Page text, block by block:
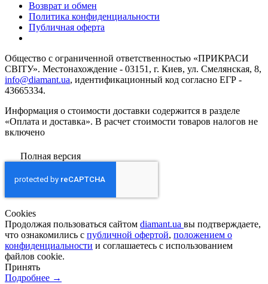
Возврат и обмен
Политика конфиденциальности
Публичная оферта
Общество с ограниченной ответственностью «ПРИКРАСИ
СВІТУ». Местонахождение - 03151, г. Киев, ул. Смелянская, 8,
info@diamant.ua, идентификационный код согласно ЕГР -
43665334.
Информация о стоимости доставки содержится в разделе
«Оплата и доставка». В расчет стоимости товаров налогов не
включено
Полная версия
Сookies
Продолжая пользоваться сайтом diamant.ua вы подтверждаете,
что ознакомились с публичной офертой, положением о
конфиденциальности и соглашаетесь с использованием
файлов cookie.
Принять
Подробнее →